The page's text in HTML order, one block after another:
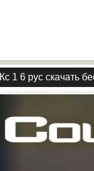
Кс 1 6 рус скачать